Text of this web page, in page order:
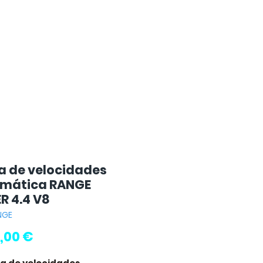
de velocidades
RANGE
4.4 V8
€